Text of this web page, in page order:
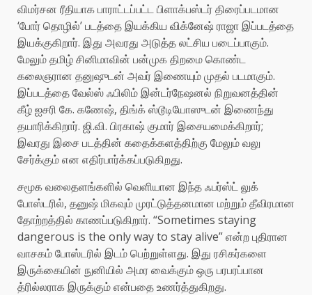
விமர்சன ரீதியாக பாராட்டப்பட்ட பிளாக்பஸ்டர் திரைப்படமான
‘போர் தொழில்’ படத்தை இயக்கிய விக்னேஷ் ராஜா இப்படத்தை
இயக்குகிறார். இது அவரது அடுத்த லட்சிய படைப்பாகும்.
மேலும் தமிழ் சினிமாவின் பன்முக திறமை கொண்ட
கலைஞரான தனுஷுடன் அவர் இணையும் முதல் படமாகும்.
இப்படத்தை வேல்ஸ் ஃபிலிம் இன்டர்நேஷனல் நிறுவனத்தின்
கீழ் ஐசரி கே. கணேஷ், திங்க் ஸ்டூடியோஸுடன் இணைந்து
தயாரிக்கிறார். ஜி.வி. பிரகாஷ் குமார் இசையமைக்கிறார்;
இவரது இசை படத்தின் கதைக்களத்திற்கு மேலும் வலு
சேர்க்கும் என எதிர்பார்க்கப்படுகிறது.
சமூக வலைதளங்களில் வெளியான இந்த ஃபர்ஸ்ட் லுக்
போஸ்டரில், தனுஷ் மிகவும் முரட்டுத்தனமான மற்றும் தீவிரமான
தோற்றத்தில் காணப்படுகிறார். “Sometimes staying
dangerous is the only way to stay alive” என்ற புதிரான
வாசகம் போஸ்டரில் இடம் பெற்றுள்ளது. இது ரசிகர்களை
இருக்கையின் நுனியில் அமர வைக்கும் ஒரு பரபரப்பான
த்ரில்லராக இருக்கும் என்பதை உணர்த்துகிறது.